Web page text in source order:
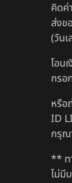
คิดค่
ส่งข
(วัน
โอน
กรอ
หรือ
ID
กรุณ
** ท
ไม่มี